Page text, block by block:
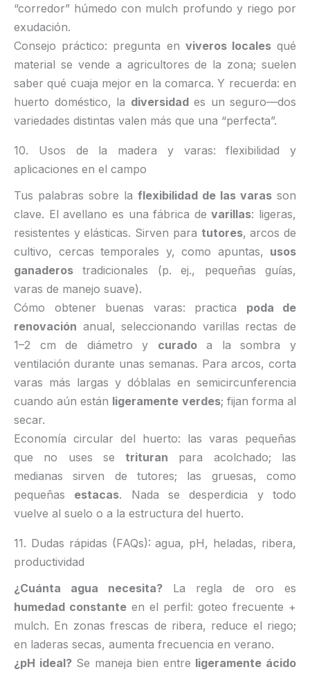
“corredor” húmedo con mulch profundo y riego por
exudación.
Consejo práctico: pregunta en viveros localesqué
material se vende a agricultores de la zona; suelen
saber qué cuaja mejor en la comarca. Y recuerda: en
huerto doméstico, la diversidades un seguro—dos
variedades distintas valen más que una “perfecta”.
10. Usos de la madera y varas: flexibilidad y
aplicaciones en el campo
Tus palabras sobre la flexibilidad de las varas son
clave. El avellano es una fábrica devarillas: ligeras,
resistentes y elásticas. Sirven para tutores, arcos de
cultivo, cercas temporales y, como apuntas, usos
ganaderos tradicionales (p. ej., pequeñas guías,
varas de manejo suave).
Cómo obtener buenas varas: practica poda de
renovación anual, seleccionando varillas rectas de
1–2 cm de diámetro y curadoa la sombra y
ventilación durante unas semanas. Para arcos, corta
varas más largas y dóblalas en semicircunferencia
cuando aún están ligeramente verdes; fijan forma al
secar.
Economía circular del huerto: las varas pequeñas
que no uses setrituran para acolchado; las
medianas sirven de tutores; las gruesas, como
pequeñas estacas. Nada se desperdicia y todo
vuelve al suelo o a la estructura del huerto.
11. Dudas rápidas (FAQs): agua, pH, heladas, ribera,
productividad
¿Cuánta agua necesita? La regla de oro es
humedad constante en el perfil: goteo frecuente +
mulch. En zonas frescas de ribera, reduce el riego;
en laderas secas, aumenta frecuencia en verano.
¿pH ideal?Se maneja bien entre ligeramente ácido